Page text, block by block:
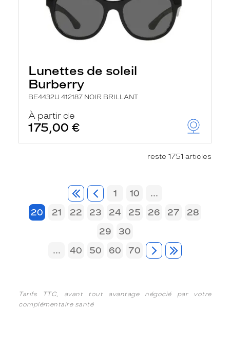
Lunettes de soleil
Burberry
BE4432U 412187 NOIR BRILLANT
À partir de
175,00 €
reste 1751 articles
1 10
...
20
21 22 23 24 25 26 27
28
29
30
...
40 50 60 70
Tarifs TTC, avant tout avantage négocié par votre
complémentaire santé